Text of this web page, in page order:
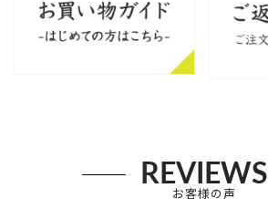
REVIEWS
お客様の声